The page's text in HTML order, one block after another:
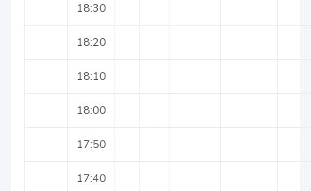
18:30
18:20
18:10
18:00
17:50
17:40